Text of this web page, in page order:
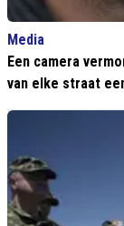
Media
Een camera
van elke straat